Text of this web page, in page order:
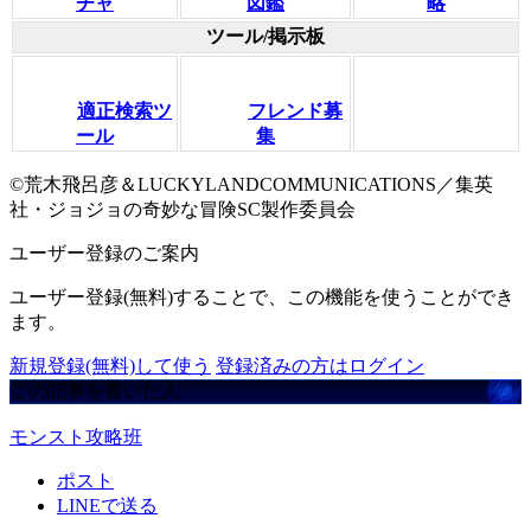
ツール/掲示板
適正検索ツ
ール
フレンド募
集
©荒木飛呂彦＆LUCKYLANDCOMMUNICATIONS／集英
社・ジョジョの奇妙な冒険SC製作委員会
ユーザー登録のご案内
ユーザー登録(無料)することで、この機能を使うことができ
ます。
新規登録(無料)して使う 登録済みの方はログイン
この記事を書いた人
モンスト攻略班
ポスト
LINEで送る